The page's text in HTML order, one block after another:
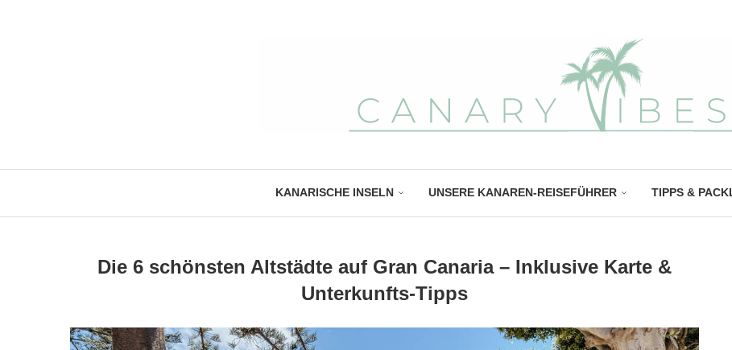
KANARISCHE INSELN UNSERE KANAREN-REISEFÜHRER TIPPS &
Die 6 schönsten Altstädte auf Gran Canaria – Inklusive Karte &
Unterkunfts-Tipps